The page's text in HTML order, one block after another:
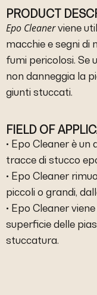
PRODUCT
Epo Cleanerviene
macchie e segni di
fumi pericolosi. Se
non danneggia la
giunti stuccati.
FIELD OF
• Epo Cleaner è
tracce di stucco
• Epo Cleaner
piccoli o grandi,
• Epo Cleaner
superficie delle
stuccatura.